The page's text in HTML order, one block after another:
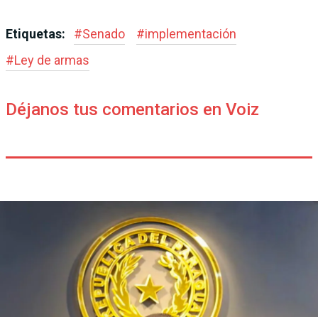
Etiquetas: #Senado #implementación
#Ley de armas
Déjanos tus comentarios en Voiz